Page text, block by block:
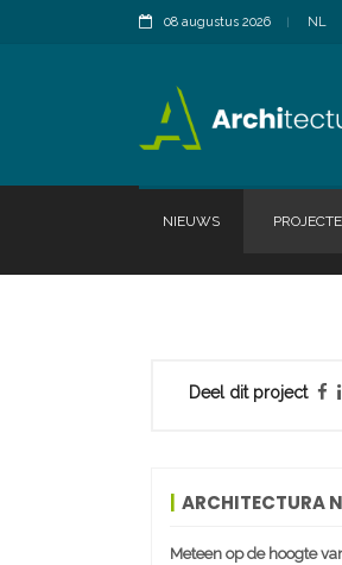
08 augustus 2026 NL
NIEUWS
Deel dit project
ARCHITECTURA
Meteen op de hoogte